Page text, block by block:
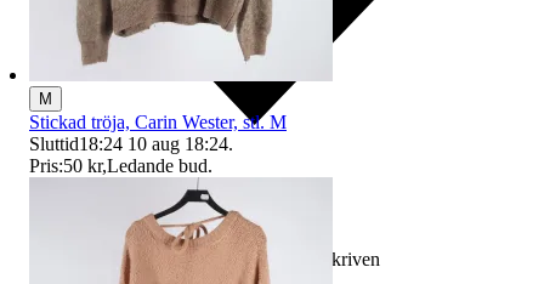
Ersättning om varan inte är som beskriven
M
Stickad tröja, Carin Wester, stl. M
Sluttid18:24 10 aug 18:24.
Pris:50 kr,Ledande bud.